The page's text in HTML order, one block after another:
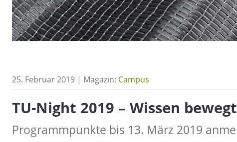
25. Februar 2019 | Magazin: Campus
TU-Night 2019 – Wissen
Programmpunkte bis 13. März 2019